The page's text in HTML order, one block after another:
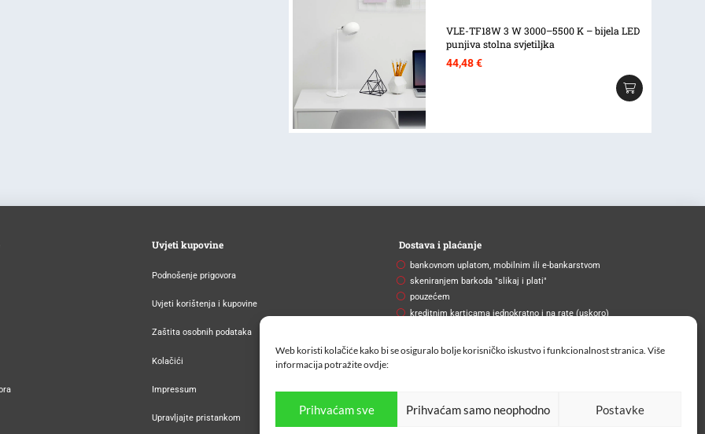
Web koristi kolačiće kako bi se osiguralo bolje korisničko iskustvo i funkcionalnost stranica. Više
informacija potražiteovdje:
Prihvaćam sve Prihvaćam samo neophodno Postavke
VLE-TF18W 3 W 3000–5500 K – bijela LED
punjiva stolna svjetiljka
44,48€
Uvjeti kupovine
Podnošenje prigovora
Uvjeti korištenja i kupovine
Zaštita osobnih podataka
Kolačići
Impressum
Upravljajte pristankom
Dostava i plaćanje
bankovnom uplatom, mobilnim ili e-bankarstvom
skeniranjem barkoda "slikaj i plati"
pouzećem
kreditnim karticama jednokratno i na rate (uskoro)
Na vašu adresu ili na paketomat.